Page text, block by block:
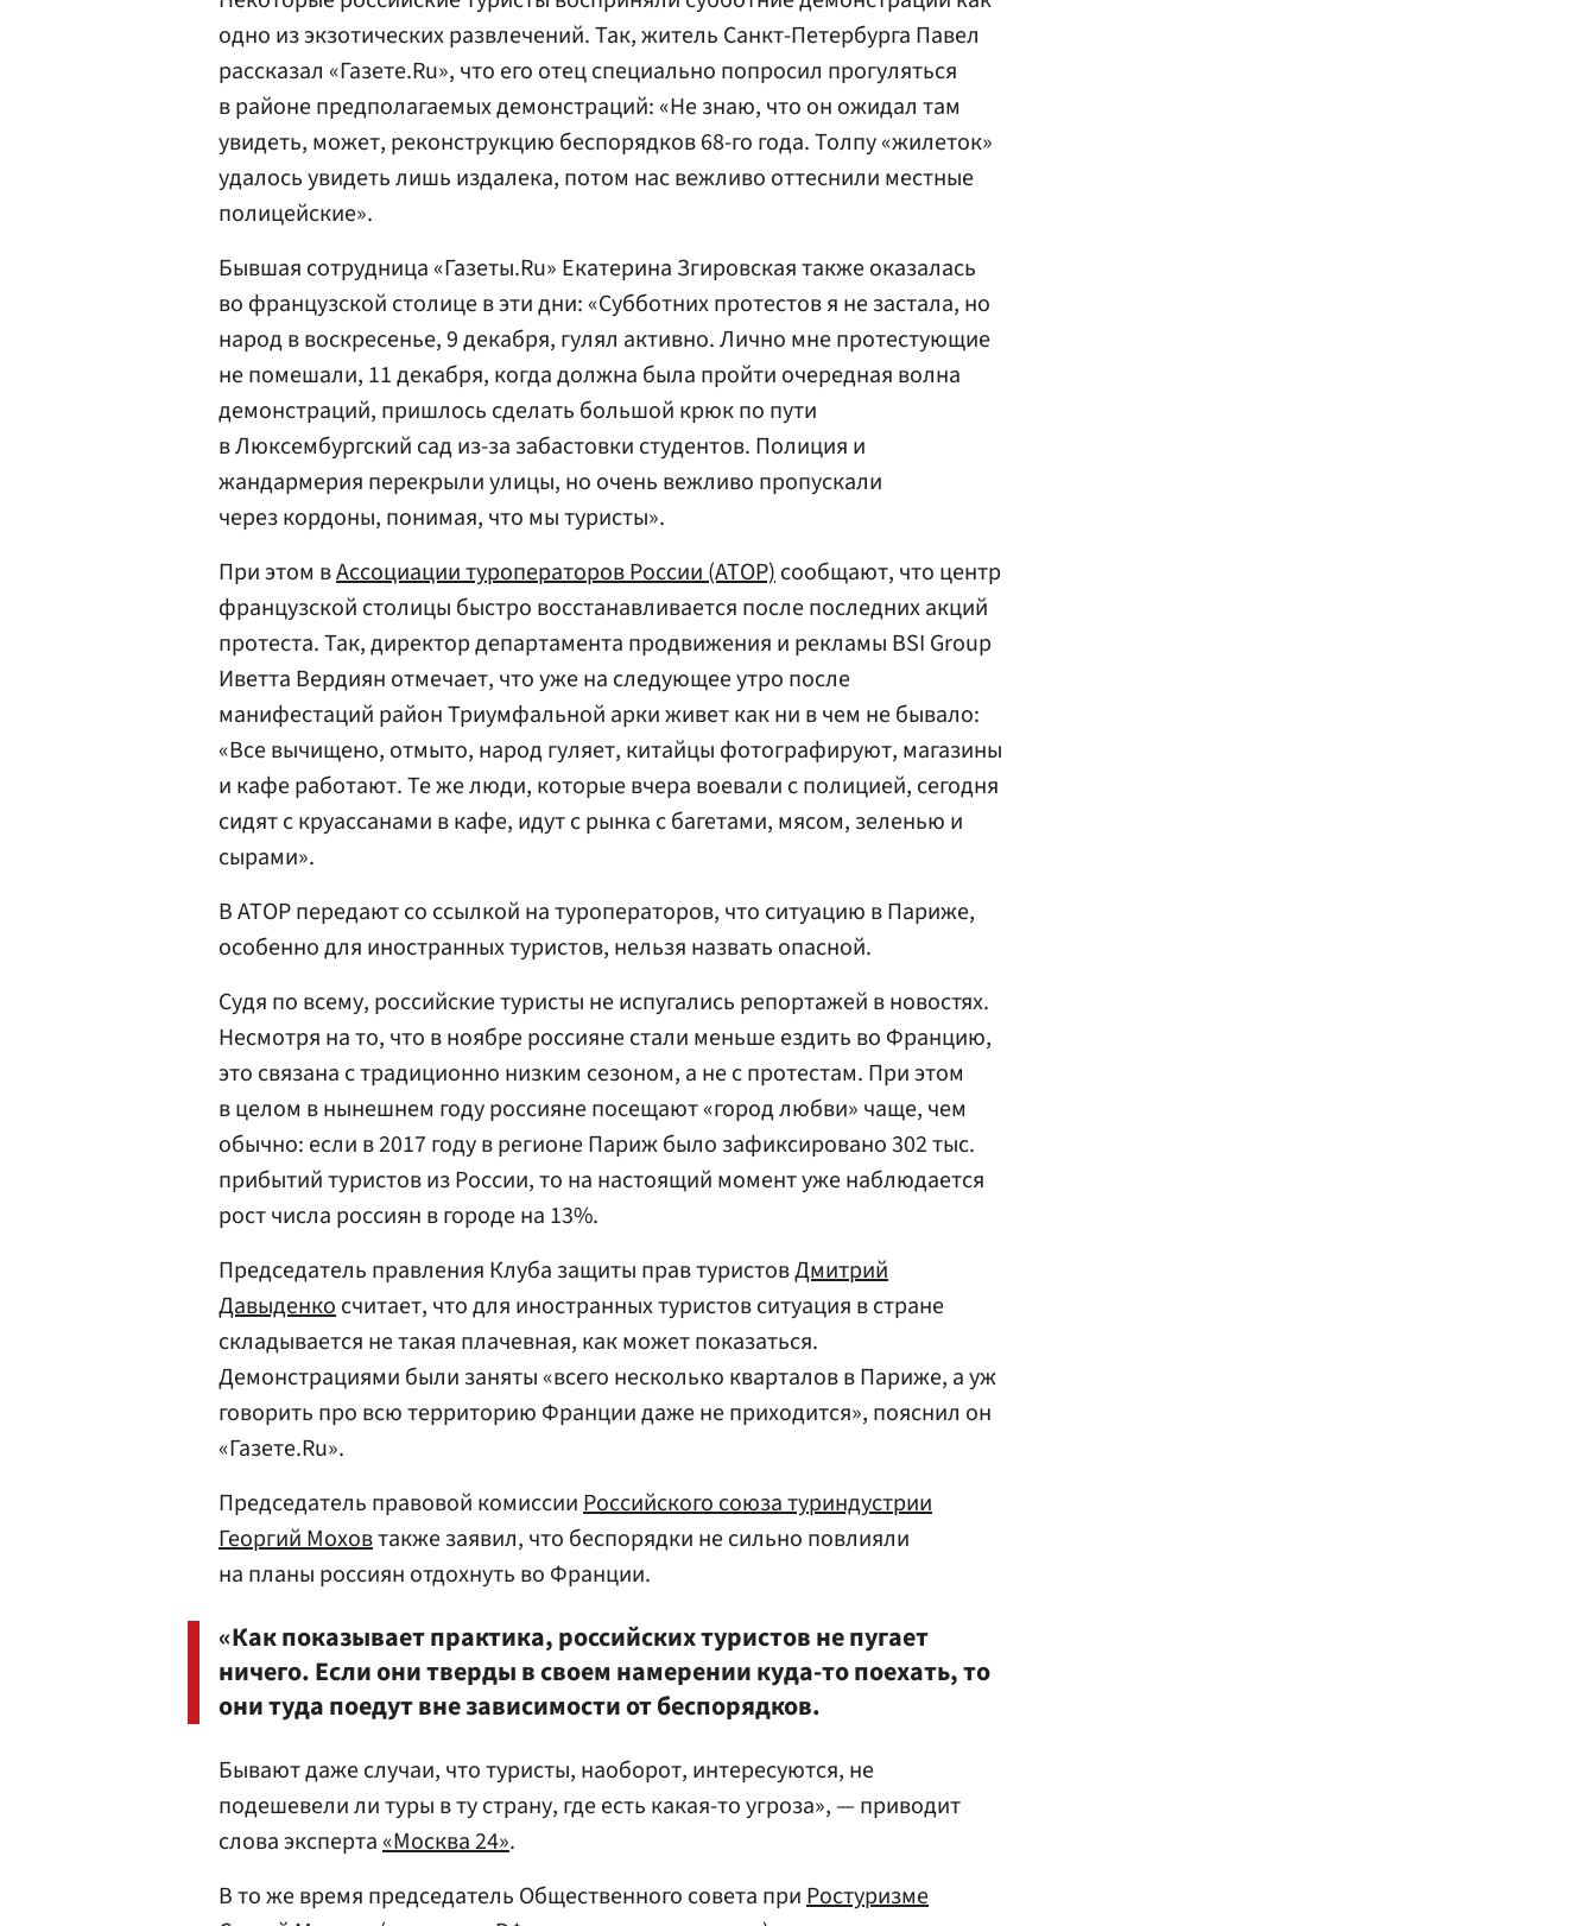
одно из экзотических развлечений. Так, житель Санкт-Петербурга Павел
рассказал «Газете.Ru», что его отец специально попросил прогуляться
в районе предполагаемых демонстраций: «Не знаю, что он ожидал там
увидеть, может, реконструкцию беспорядков 68-го года. Толпу «жилеток»
удалось увидеть лишь издалека, потом нас вежливо оттеснили местные
полицейские».
Бывшая сотрудница «Газеты.Ru» Екатерина Згировская также оказалась
во французской столице в эти дни: «Субботних протестов я не застала, но
народ в воскресенье, 9 декабря, гулял активно. Лично мне протестующие
не помешали, 11 декабря, когда должна была пройти очередная волна
демонстраций, пришлось сделать большой крюк по пути
в Люксембургский сад из-за забастовки студентов. Полиция и
жандармерия перекрыли улицы, но очень вежливо пропускали
через кордоны, понимая, что мы туристы».
При этом вАссоциации туроператоров России (АТОР)сообщают, что центр
французской столицы быстро восстанавливается после последних акций
протеста. Так, директор департамента продвижения и рекламы BSI Group
Иветта Вердиян отмечает, что уже на следующее утро после
манифестаций район Триумфальной арки живет как ни в чем не бывало:
«Все вычищено, отмыто, народ гуляет, китайцы фотографируют, магазины
и кафе работают. Те же люди, которые вчера воевали с полицией, сегодня
сидят с круассанами в кафе, идут с рынка с багетами, мясом, зеленью и
сырами».
В АТОР передают со ссылкой на туроператоров, что ситуацию в Париже,
особенно для иностранных туристов, нельзя назвать опасной.
Судя по всему, российские туристы не испугались репортажей в новостях.
Несмотря на то, что в ноябре россияне стали меньше ездить во Францию,
это связана с традиционно низким сезоном, а не с протестам. При этом
в целом в нынешнем году россияне посещают «город любви» чаще, чем
обычно: если в 2017 году в регионе Париж было зафиксировано 302 тыс.
прибытий туристов из России, то на настоящий момент уже наблюдается
рост числа россиян в городе на 13%.
Председатель правления Клуба защиты прав туристовДмитрий
Давыденкосчитает, что для иностранных туристов ситуация в стране
складывается не такая плачевная, как может показаться.
Демонстрациями были заняты «всего несколько кварталов в Париже, а уж
говорить про всю территорию Франции даже не приходится», пояснил он
«Газете.Ru».
Председатель правовой комиссииРоссийского союза туриндустрии
Георгий Моховтакже заявил, что беспорядки не сильно повлияли
на планы россиян отдохнуть во Франции.
«Как показывает практика, российских туристов не пугает
ничего. Если они тверды в своем намерении куда-то поехать, то
они туда поедут вне зависимости от беспорядков.
Бывают даже случаи, что туристы, наоборот, интересуются, не
подешевели ли туры в ту страну, где есть какая-то угроза», — приводит
слова эксперта«Москва 24».
В то же время председатель Общественного совета приРостуризме